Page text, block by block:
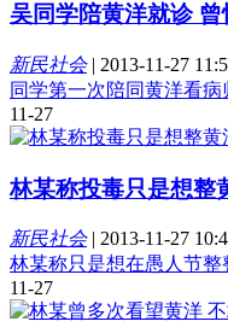
吴同学陪黄洋就诊
新民社会| 2013-11-27
同学第一次陪同黄洋看病
11-27
林某称投毒只是想整
新民社会| 2013-11-27
林某称只是想在愚人节整
11-27